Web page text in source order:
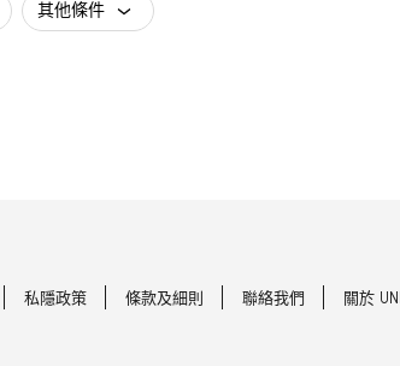
其他條件
私隱政策 條款及細則 聯絡我們 關於